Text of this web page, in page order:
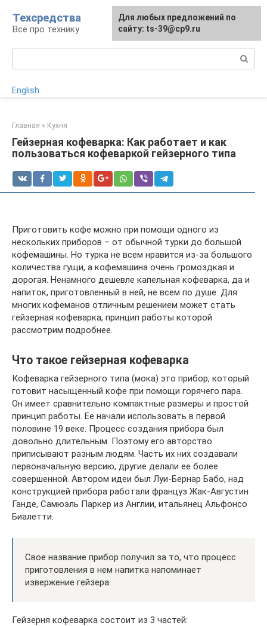
контенту
Техсредства
Всё про технику
English
Главная » Кухня
Гейзерная кофеварка: Как работает и как
пользоваться кофеваркой гейзерного типа
Приготовить кофе можно при помощи одного из
нескольких приборов – от обычной турки до большой
кофемашины. Но турка не всем нравится из-за большого
количества гущи, а кофемашина очень громоздкая и
дорогая. Ненамного дешевле капельная кофеварка, да и
напиток, приготовленный в ней, не всем по душе. Для
многих кофеманов отличным решением может стать
гейзерная кофеварка, принцип работы которой
рассмотрим подробнее.
Что такое гейзерная кофеварка
Кофеварка гейзерного типа (мока) это прибор, который
готовит насыщенный кофе при помощи горячего пара.
Он имеет сравнительно компактные размеры и простой
принцип работы. Ее начали использовать в первой
половине 19 веке. Процесс создания прибора был
довольно длительным. Поэтому его авторство
приписывают разным людям. Часть их них создавали
первоначальную версию, другие делали ее более
совершенной. Автором идеи был Луи-Бернар Бабо, над
конструкцией прибора работали француз Жак-Августин
Ганде, Самюэль Паркер из Англии, итальянец Альфонсо
Биалетти.
Свое название прибор получил за то, что процесс
приготовления в нем напитка напоминает
извержение гейзера.
Гейзерня кофеварка состоит из 3 частей:
Для любых предложений по
сайту: ts-39@cp9.ru